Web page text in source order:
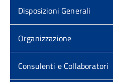
Disposizioni Generali
Organizzazione
Consulenti e Collaboratori